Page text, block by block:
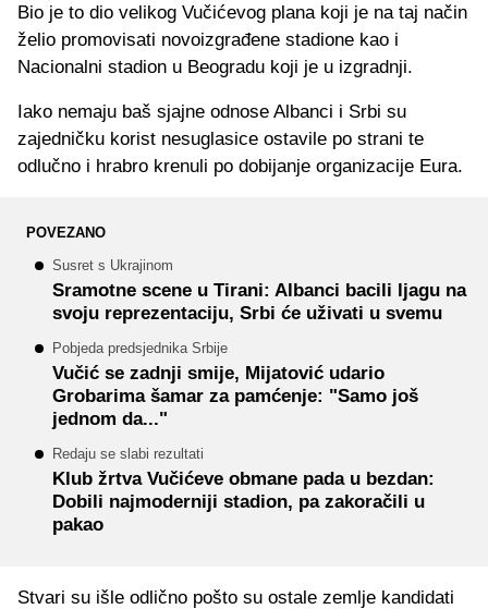
Bio je to dio velikog Vučićevog plana koji je na taj način
želio promovisati novoizgrađene stadione kao i
Nacionalni stadion u Beogradu koji je u izgradnji.
Iako nemaju baš sjajne odnose Albanci i Srbi su
zajedničku korist nesuglasice ostavile po strani te
odlučno i hrabro krenuli po dobijanje organizacije Eura.
POVEZANO
Susret s Ukrajinom
Sramotne scene u Tirani: Albanci bacili ljagu na
svoju reprezentaciju, Srbi će uživati u svemu
Pobjeda predsjednika Srbije
Vučić se zadnji smije, Mijatović udario
Grobarima šamar za pamćenje: "Samo još
jednom da..."
Redaju se slabi rezultati
Klub žrtva Vučićeve obmane pada u bezdan:
Dobili najmoderniji stadion, pa zakoračili u
pakao
Stvari su išle odlično pošto su ostale zemlje kandidati